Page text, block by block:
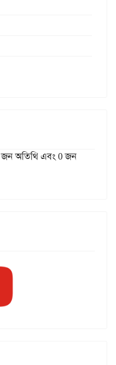
অতিথি এবং 0 জন